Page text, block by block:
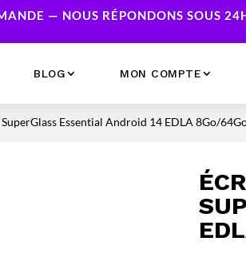
— NOUS RÉPONDONS SOUS
BLOG MON COMPTE
Essential Android 14 EDLA 8Go/
Caméras &
Réseau
Serveurs